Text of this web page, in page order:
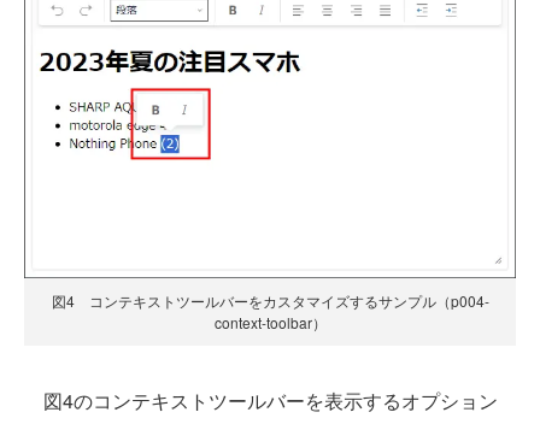
図4 コンテキストツールバーをカスタマイズするサンプル（p004-
context-toolbar）
図4のコンテキストツールバーを表示するオプション